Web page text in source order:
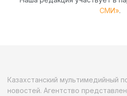
СМИ».
Казахстанский мультимедийный
новостей. Агентство